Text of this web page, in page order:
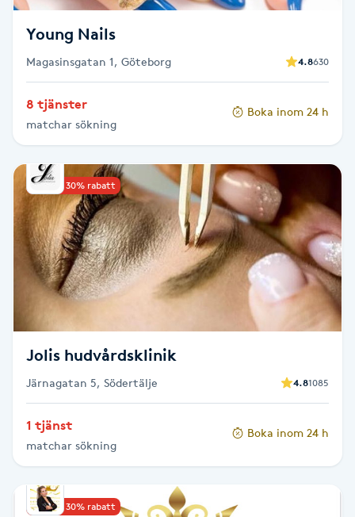
Föning
Gel naglar
Gelenaglar
Gellack
Gellack med förstärkning
Gravidmassage
Gravidyoga
Gruppträning
Gua Sha-massage
Hatha Yoga
Headspa
Young Nails
Magasinsgatan 1, Göteborg 4.8630
8 tjänster
matchar sökning
Boka inom 24 h
Upp till 30% rabatt
Jolis hudvårdsklinik
Järnagatan 5, Södertälje 4.81085
1 tjänst
matchar sökning
Boka inom 24 h
Upp till 30% rabatt